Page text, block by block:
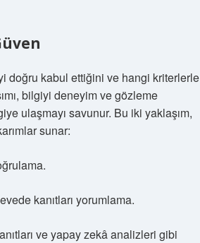
doğru kabul ettiğini ve hangi kriterlerle
bilgiyi deneyim ve gözleme
ulaşmayı savunur. Bu iki yaklaşım,
sunar:
kanıtları yorumlama.
ve yapay zekâ analizleri gibi